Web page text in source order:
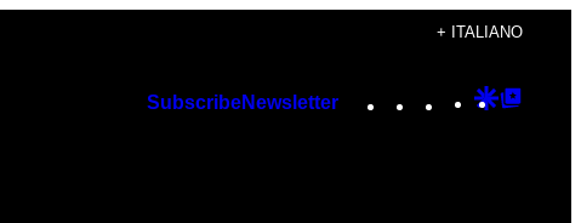
+ ITALIANO
SubscribeNewsletter Instagram
TikTok
YouTube
Google